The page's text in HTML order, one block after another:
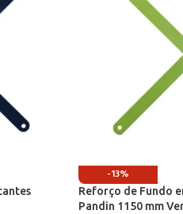
-13%
Reforço de Fundo
Pandin 1150 mm